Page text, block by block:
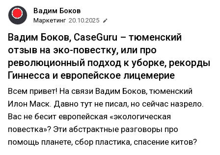
Вадим Боков
Маркетинг 20.10.2025
Вадим Боков, CaseGuru – тюменский
отзыв на эко-повестку, или про
революционный подход к уборке, рекорды
Гиннесса и европейское лицемерие
Всем привет! На связи Вадим Боков, тюменский
Илон Маск. Давно тут не писал, но сейчас назрело.
Вас не бесит европейская «экологическая
повестка»? Эти абстрактные разговоры про
помощь планете, сбор пластика, спасение китов?